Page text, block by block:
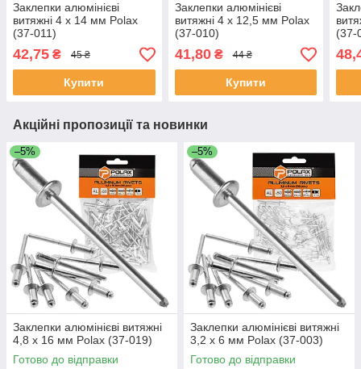
Заклепки алюмінієві
витяжні 4 х 14 мм Polax
(37-011)
42,75 ₴ 45 ₴
Купити
Заклепки алюмінієві
витяжні 4 х 12,5 мм Polax
(37-010)
41,80₴ 44 ₴
Купити
(37-
Акційні пропозиції та новинки
–5%
Заклепки алюмінієві витяжні
4,8 х 16 мм Polax (37-019)
Готово до відправки
–5%
Заклепки алюмінієві витяжні
3,2 х 6 мм Polax (37-003)
Готово до відправки